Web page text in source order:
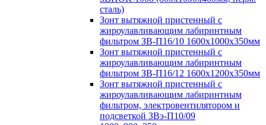
сталь)
Зонт вытяжной пристенный с
жироулавливающим лабиринтным
фильтром ЗВ-П16/10 1600х1000х350мм
Зонт вытяжной пристенный с
жироулавливающим лабиринтным
фильтром ЗВ-П16/12 1600х1200х350мм
Зонт вытяжной пристенный с
жироулавливающим лабиринтным
фильтром, электровентилятором и
подсветкой ЗВэ-П10/09